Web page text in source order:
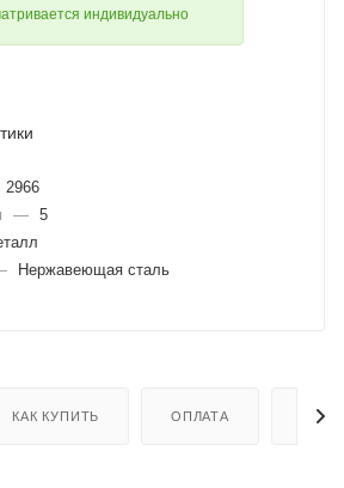
индивидуально
2966
— 5
Нержавеющая сталь
КАК КУПИТЬ ОПЛАТА